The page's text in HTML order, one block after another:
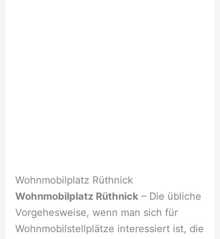
Wohnmobilplatz Rüthnick
Wohnmobilplatz Rüthnick– Die übliche
Vorgehesweise, wenn man sich für
Wohnmobilstellplätze interessiert ist, die